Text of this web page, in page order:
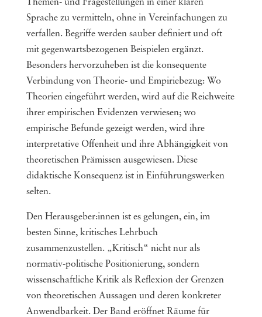
Themen- und Fragestellungen in einer klaren
Sprache zu vermitteln, ohne in Vereinfachungen zu
verfallen. Begriffe werden sauber definiert und oft
mit gegenwartsbezogenen Beispielen ergänzt.
Besonders hervorzuheben ist die konsequente
Verbindung von Theorie- und Empiriebezug: Wo
Theorien eingeführt werden, wird auf die Reichweite
ihrer empirischen Evidenzen verwiesen; wo
empirische Befunde gezeigt werden, wird ihre
interpretative Offenheit und ihre Abhängigkeit von
theoretischen Prämissen ausgewiesen. Diese
didaktische Konsequenz ist in Einführungswerken
selten.
Den Herausgeber:innen ist es gelungen, ein, im
besten Sinne, kritisches Lehrbuch
zusammenzustellen. „Kritisch“ nicht nur als
normativ-politische Positionierung, sondern
wissenschaftliche Kritik als Reflexion der Grenzen
von theoretischen Aussagen und deren konkreter
Anwendbarkeit. Der Band eröffnet Räume für